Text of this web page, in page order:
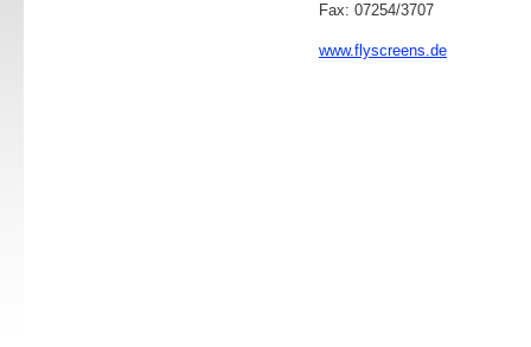
Fax: 07254/3707
www.flyscreens.de